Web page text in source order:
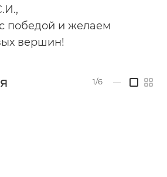
победой и желаем
вершин!
1/6 —